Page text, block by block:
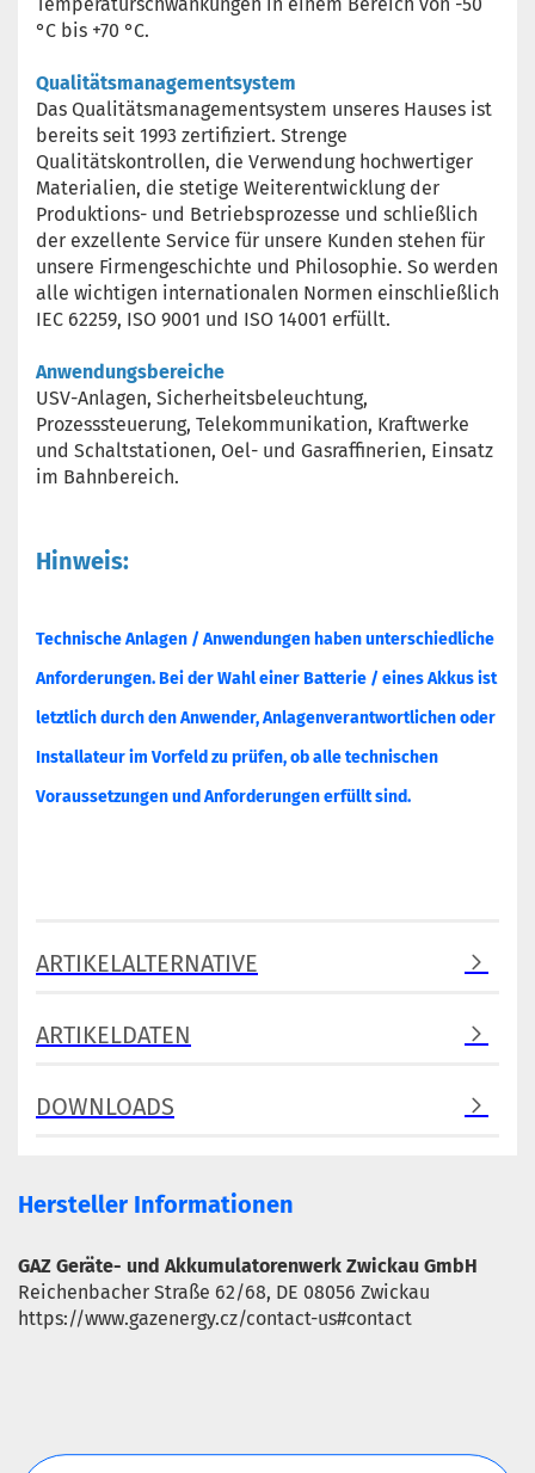
°C bis +70 °C.
Qualitätsmanagementsystem
Das Qualitätsmanagementsystem unseres Hauses ist
bereits seit 1993 zertifiziert. Strenge
Qualitätskontrollen, die Verwendung hochwertiger
Materialien, die stetige Weiterentwicklung der
Produktions- und Betriebsprozesse und schließlich
der exzellente Service für unsere Kunden stehen für
unsere Firmengeschichte und Philosophie. So werden
alle wichtigen internationalen Normen einschließlich
IEC 62259, ISO 9001 und ISO 14001 erfüllt.
Anwendungsbereiche
USV-Anlagen, Sicherheitsbeleuchtung,
Prozesssteuerung, Telekommunikation, Kraftwerke
und Schaltstationen, Oel- und Gasraffinerien, Einsatz
im Bahnbereich.
Hinweis:
Technische Anlagen / Anwendungen haben unterschiedliche
Anforderungen. Bei der Wahl einer Batterie / eines Akkus ist
letztlich durch den Anwender, Anlagenverantwortlichen oder
Installateur im Vorfeld zu prüfen, ob alle technischen
Voraussetzungen und Anforderungen erfüllt sind.
ARTIKELALTERNATIVE
ARTIKELDATEN
DOWNLOADS
Hersteller Informationen
GAZ Geräte- und Akkumulatorenwerk Zwickau GmbH
Reichenbacher Straße 62/68, DE 08056 Zwickau
https://www.gazenergy.cz/contact-us#contact